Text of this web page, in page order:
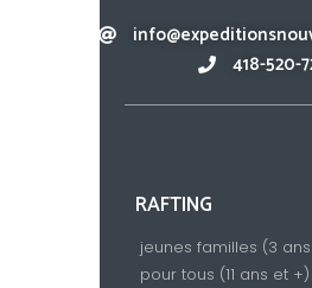
418-520-
RAFTING
jeunes familles (3
pour tous (11 ans et +)